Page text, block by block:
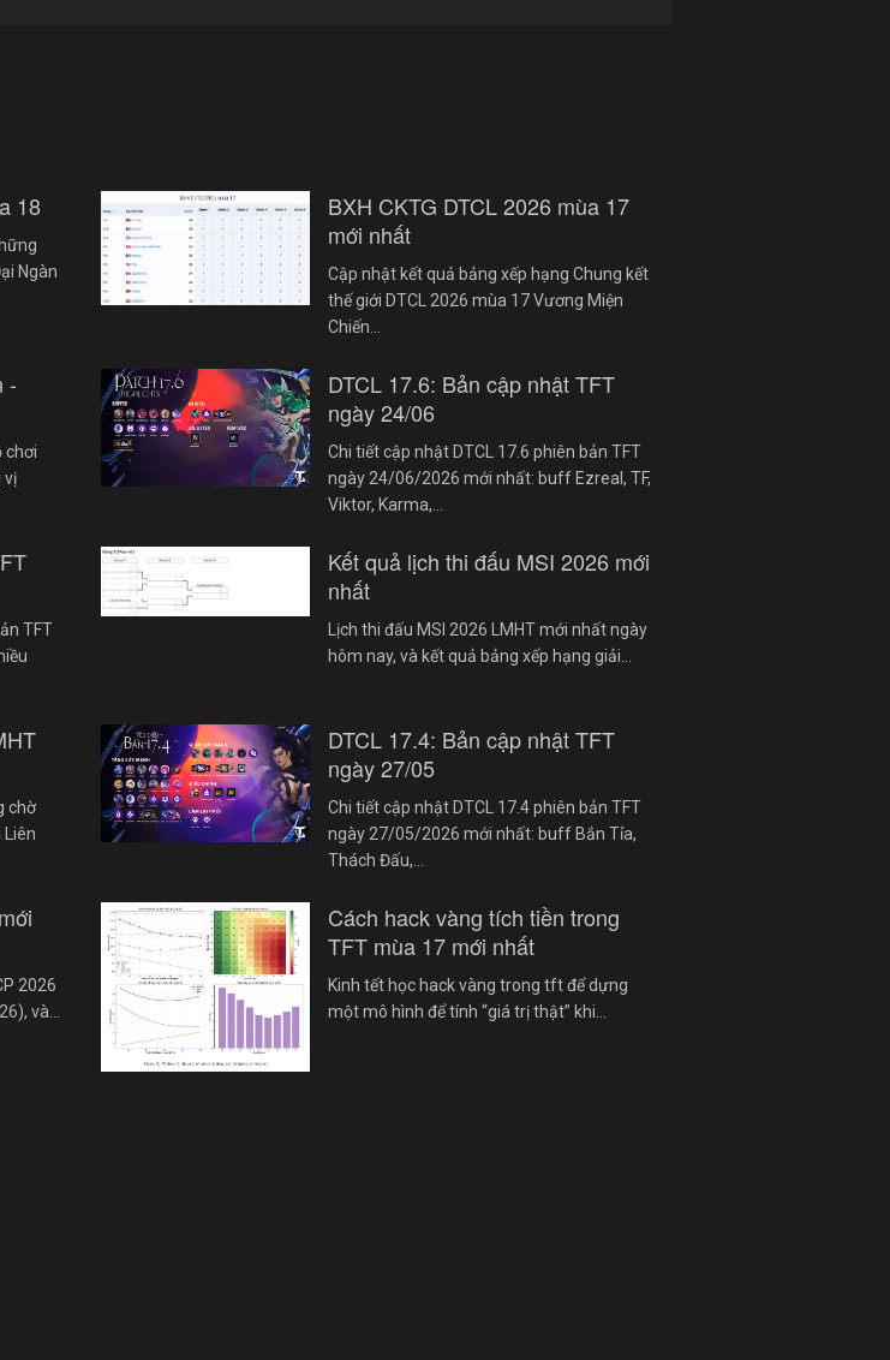
18
Ngàn
BXH CKTG DTCL 2026 mùa 17
mới nhất
Cập nhật kết quả bảng xếp hạng Chung kết
thế giới DTCL 2026 mùa 17 Vương Miện
Chiến…
-
chơi
vị
DTCL 17.6: Bản cập nhật TFT
ngày 24/06
Chi tiết cập nhật DTCL 17.6 phiên bản TFT
ngày 24/06/2026 mới nhất: buff Ezreal, TF,
Viktor, Karma,…
TFT
Kết quả lịch thi đấu MSI 2026 mới
nhất
Lịch thi đấu MSI 2026 LMHT mới nhất ngày
hôm nay, và kết quả bảng xếp hạng giải…
chờ
DTCL 17.4: Bản cập nhật TFT
ngày 27/05
Chi tiết cập nhật DTCL 17.4 phiên bản TFT
ngày 27/05/2026 mới nhất: buff Bắn Tỉa,
Thách Đấu,…
2026
và…
Cách hack vàng tích tiền trong
TFT mùa 17 mới nhất
Kinh tết học hack vàng trong tft để dựng
một mô hình để tính “giá trị thật” khi…